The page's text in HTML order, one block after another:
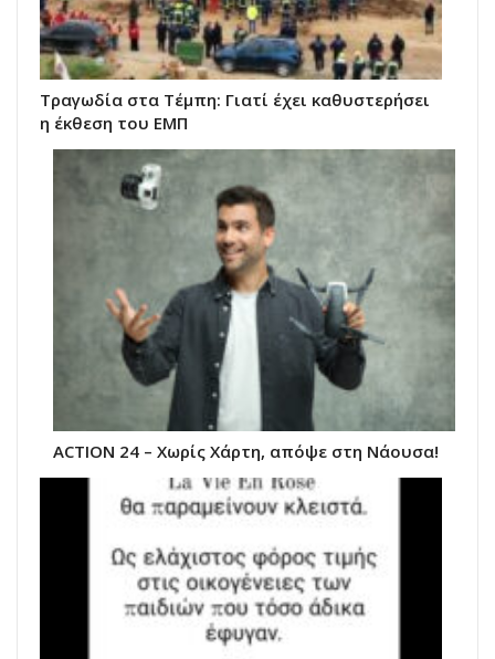
Τραγωδία στα Τέμπη: Γιατί έχει καθυστερήσει
η έκθεση του ΕΜΠ
ACTION 24 – Χωρίς Χάρτη, απόψε στη Νάουσα!